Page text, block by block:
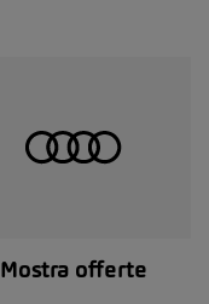
Mostra offerte